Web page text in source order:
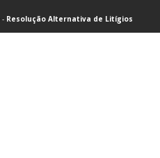
- Resolução Alternativa de Litígios